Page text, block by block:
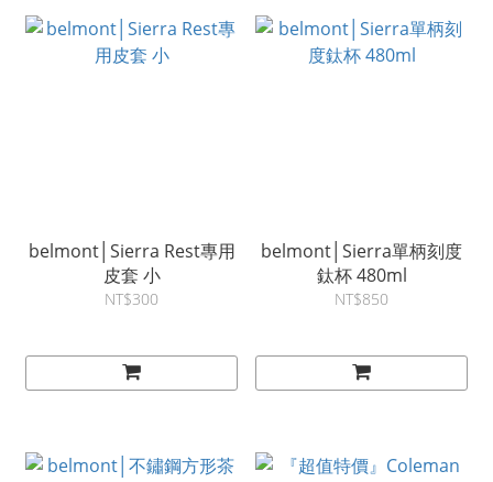
belmont│Sierra Rest專用
皮套 小
NT$300
belmont│Sierra單柄刻度
鈦杯 480ml
NT$850